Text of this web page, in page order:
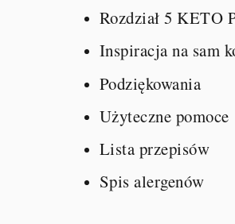
Rozdział 5 KETO
Inspiracja na sam
Podziękowania
Użyteczne pomoce
Lista przepisów
Spis alergenów